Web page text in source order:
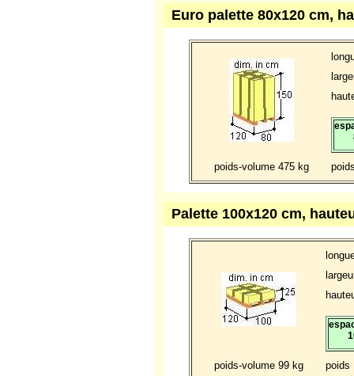
Euro palette 80x120 cm,
poids-volume 475 kg
Palette 100x120 cm,
poids-volume 99 kg poids